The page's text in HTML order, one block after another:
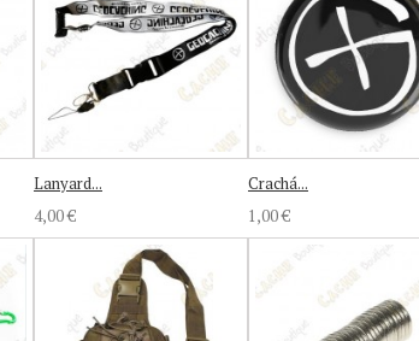
Lanyard...
4,00 €
Crachá...
1,00 €